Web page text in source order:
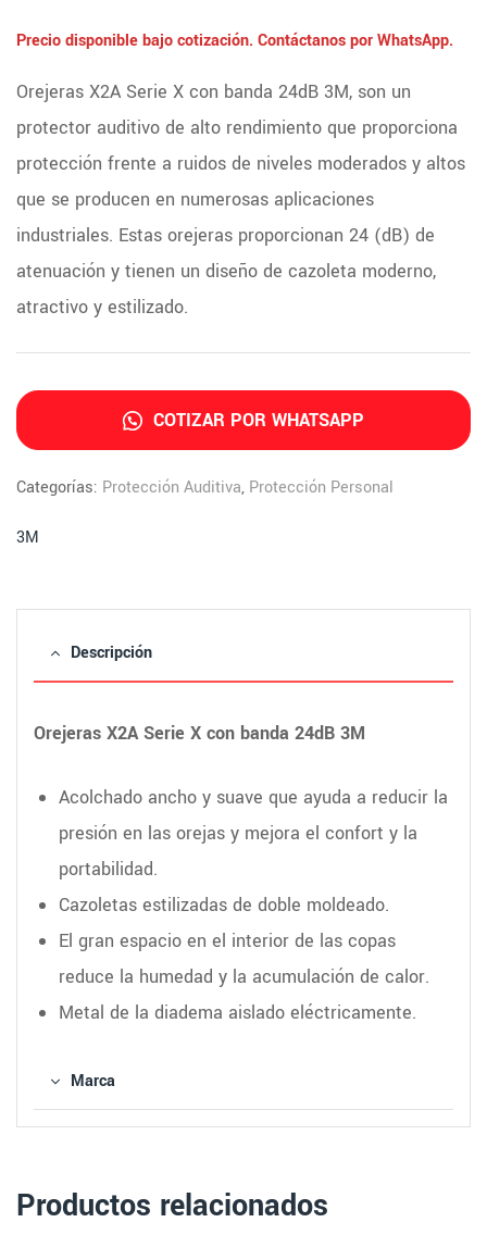
Precio disponible bajo cotización. Contáctanos por WhatsApp.
Orejeras X2A Serie X con banda 24dB 3M, son un
protector auditivo de alto rendimiento que proporciona
protección frente a ruidos de niveles moderados y altos
que se producen en numerosas aplicaciones
industriales. Estas orejeras proporcionan 24 (dB) de
atenuación y tienen un diseño de cazoleta moderno,
atractivo y estilizado.
COTIZAR POR WHATSAPP
Categorías: Protección Auditiva, Protección Personal
3M
Descripción
Orejeras X2A Serie X con banda 24dB 3M
Acolchado ancho y suave que ayuda a reducir la
presión en las orejas y mejora el confort y la
portabilidad.
Cazoletas estilizadas de doble moldeado.
El gran espacio en el interior de las copas
reduce la humedad y la acumulación de calor.
Metal de la diadema aislado eléctricamente.
Marca
Productos relacionados